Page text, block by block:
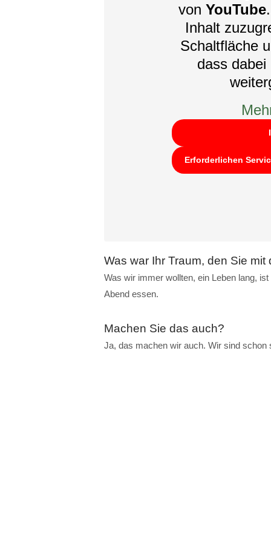
von YouTube
Inhalt
Schaltfläche
dass
Erforderlichen
Was war Ihr Traum, den Sie
Was wir immer wollten, ein Leben lang,
Abend essen.
Machen Sie das auch?
Ja, das machen wir auch. Wir sind schon